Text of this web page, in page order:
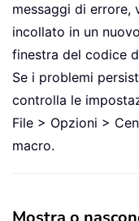
messaggi di errore,
incollato in un
finestra del codice
Se i problemi
controlla le
File > Opzioni >
macro.